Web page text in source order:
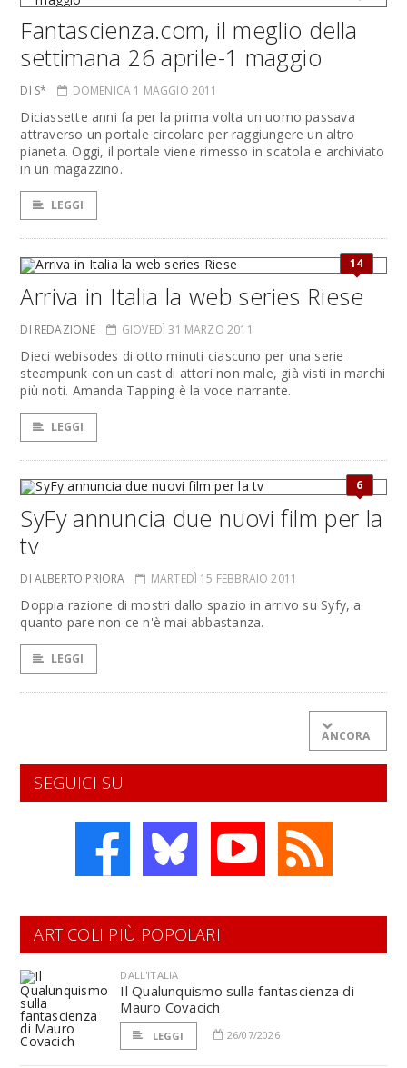
Fantascienza.com, il meglio della
settimana 26 aprile-1 maggio
DI S* DOMENICA 1 MAGGIO 2011
Diciassette anni fa per la prima volta un uomo passava
attraverso un portale circolare per raggiungere un altro
pianeta. Oggi, il portale viene rimesso in scatola e archiviato
in un magazzino.
LEGGI
14
Arriva in Italia la web series Riese
DI REDAZIONE GIOVEDÌ 31 MARZO 2011
Dieci webisodes di otto minuti ciascuno per una serie
steampunk con un cast di attori non male, già visti in marchi
più noti. Amanda Tapping è la voce narrante.
LEGGI
6
SyFy annuncia due nuovi film per la
tv
DI ALBERTO PRIORA MARTEDÌ 15 FEBBRAIO 2011
Doppia razione di mostri dallo spazio in arrivo su Syfy, a
quanto pare non ce n'è mai abbastanza.
LEGGI
ANCORA
SEGUICI SU
ARTICOLI PIÙ POPOLARI
DALL'ITALIA
Il Qualunquismo sulla fantascienza di
Mauro Covacich
LEGGI 26/07/2026